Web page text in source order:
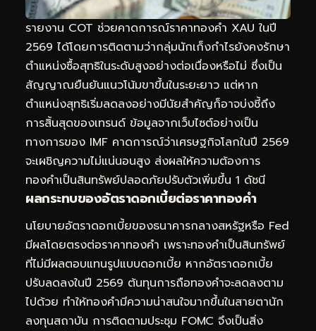
รายงาน COT ช่วยคาดการณ์ราคาทองคำ XAU ในปี
2569 ได้โดยการติดตามว่ากลุ่มนักเก็งกำไรยังคงรักษา
ตำแหน่งซื้อสุทธิในระดับสูงอย่างต่อเนื่องหรือไม่ ซึ่งเป็น
สัญญาณยืนยันแนวโน้มขาขึ้นในระยะยาว แต่หาก
ตำแหน่งสุทธิเริ่มลดลงอย่างมีนัยสำคัญก็อาจบ่งชี้ถึง
การสิ้นสุดของเทรนด์ ข้อมูลจากเว็บไซต์อย่างเป็น
ทางการของ IMF คาดการณ์ว่าเศรษฐกิจโลกในปี 2569
จะเผชิญความไม่แน่นอนสูง ส่งผลให้ความต้องการ
ทองคำเป็นสินทรัพย์ปลอดภัยปรับตัวเพิ่มขึ้น 1 ดัชนี
ผลกระทบของอัตราดอกเบี้ยต่อราคาทองคำ
นโยบายอัตราดอกเบี้ยของธนาคารกลางสหรัฐหรือ Fed
มีผลโดยตรงต่อราคาทองคำ เพราะทองคำเป็นสินทรัพย์
ที่ไม่มีผลตอบแทนรูปแบบดอกเบี้ย หากอัตราดอกเบี้ย
ปรับลดลงในปี 2569 ต้นทุนการถือทองคำจะลดลงตาม
ไปด้วย ทำให้ทองคำมีความน่าสนใจมากขึ้นในสายตานัก
ลงทุนสถาบัน การติดตามประชุม FOMC จึงเป็นสิ่ง